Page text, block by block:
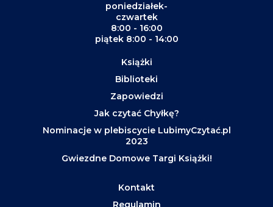
poniedziałek-
czwartek
8:00 - 16:00
piątek 8:00 - 14:00
Książki
Biblioteki
Zapowiedzi
Jak czytać Chyłkę?
Nominacje w plebiscycie LubimyCzytać.pl
2023
Gwiezdne Domowe Targi Książki!
Kontakt
Regulamin